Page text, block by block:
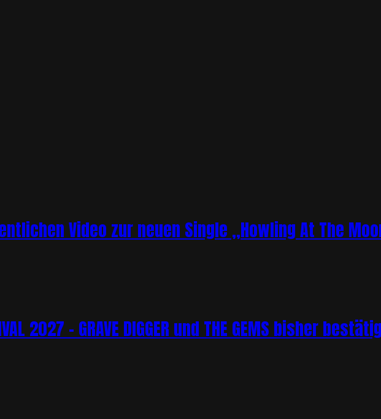
Video zur neuen Single „Howling At The
2027 – GRAVE DIGGER und THE GEMS bisher